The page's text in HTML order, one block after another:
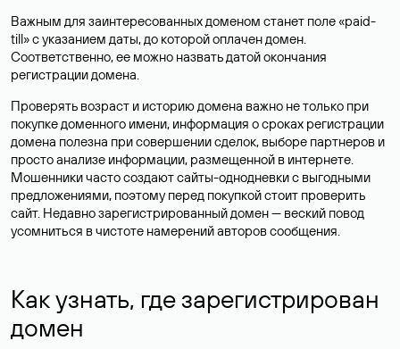
Важным для заинтересованных доменом станет поле «paid-
till» с указанием даты, до которой оплачен домен.
Соответственно, ее можно назвать датой окончания
регистрации домена.
Проверять возраст и историю домена важно не только при
покупке доменного имени, информация о сроках регистрации
домена полезна при совершении сделок, выборе партнеров и
просто анализе информации, размещенной в интернете.
Мошенники часто создают сайты-однодневки с выгодными
предложениями, поэтому перед покупкой стоит проверить
сайт. Недавно зарегистрированный домен — веский повод
усомниться в чистоте намерений авторов сообщения.
Как узнать, где зарегистрирован
домен